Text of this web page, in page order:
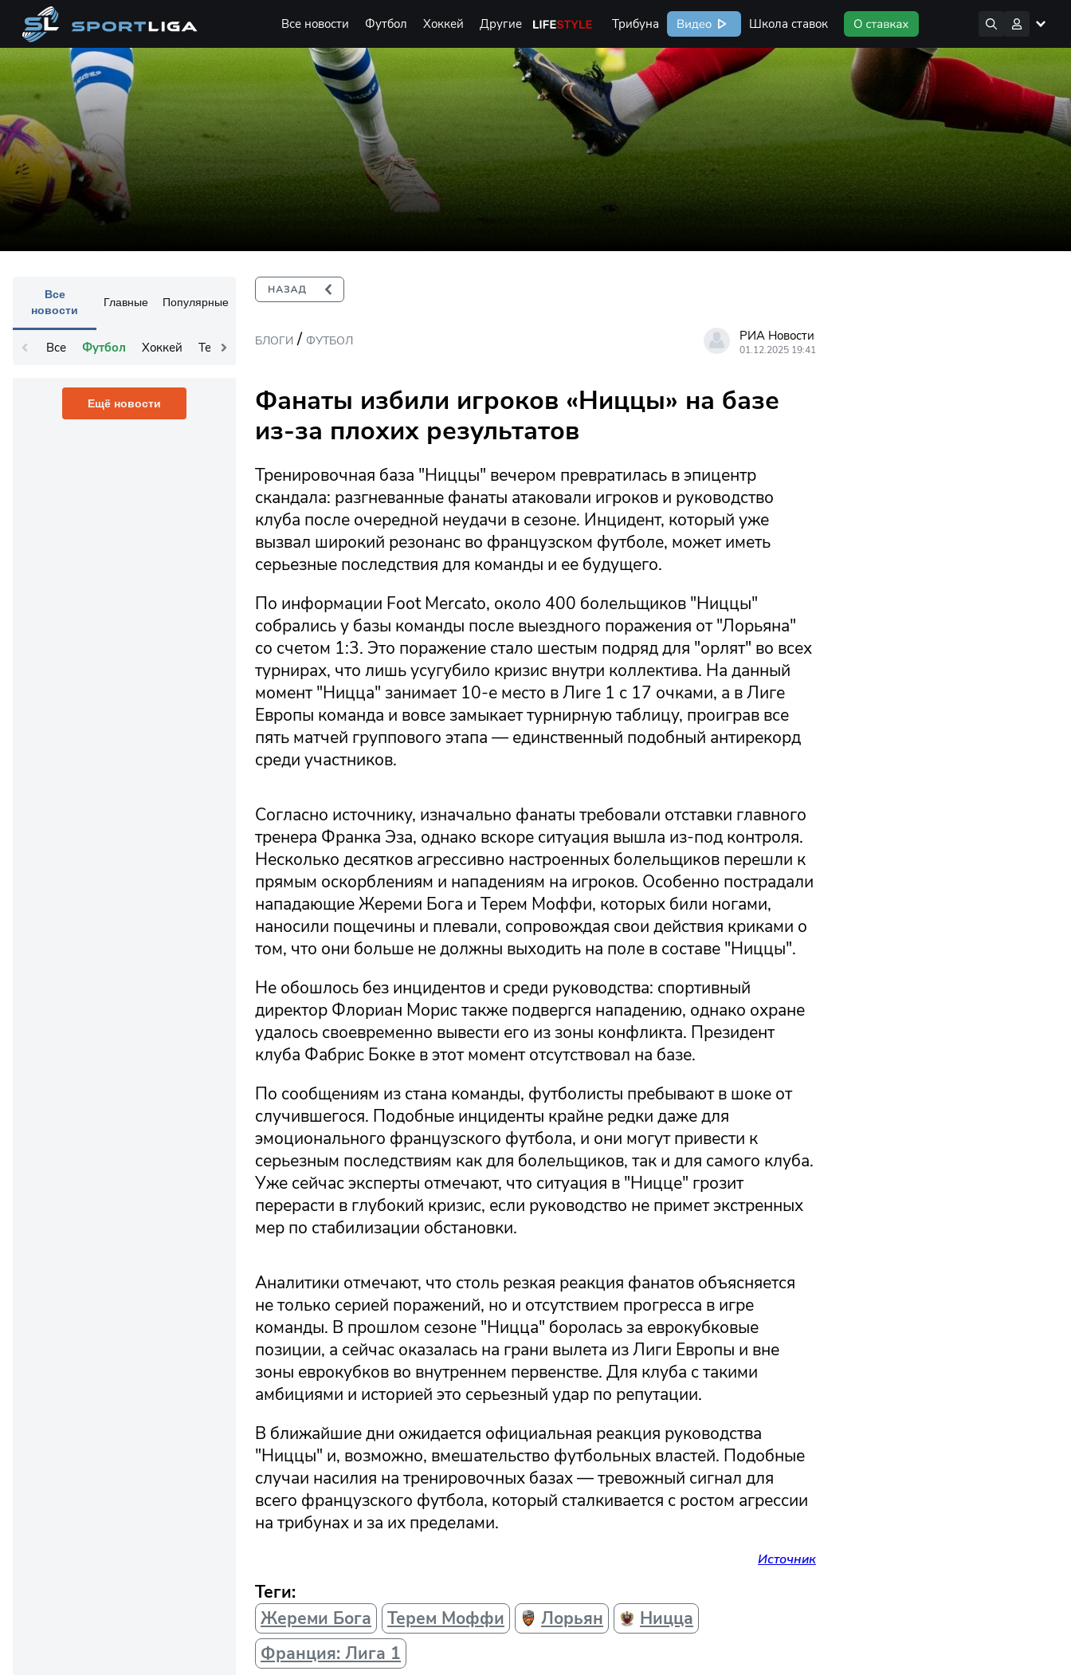
Все новости Футбол Хоккей Другие Life Style Трибуна Видео Школа ставок
Все
новости
Главные Популярные
Все Футбол Хоккей Теннис Остальное
Ещё новости
БЛОГИ / ФУТБОЛ РИА Новости
01.12.2025 19:41
Фанаты избили игроков «Ниццы» на базе
из-за плохих результатов
Тренировочная база "Ниццы" вечером превратилась в эпицентр
скандала: разгневанные фанаты атаковали игроков и руководство
клуба после очередной неудачи в сезоне. Инцидент, который уже
вызвал широкий резонанс во французском футболе, может иметь
серьезные последствия для команды и ее будущего.
По информации Foot Mercato, около 400 болельщиков "Ниццы"
собрались у базы команды после выездного поражения от "Лорьяна"
со счетом 1:3. Это поражение стало шестым подряд для "орлят" во всех
турнирах, что лишь усугубило кризис внутри коллектива. На данный
момент "Ницца" занимает 10-е место в Лиге 1 с 17 очками, а в Лиге
Европы команда и вовсе замыкает турнирную таблицу, проиграв все
пять матчей группового этапа — единственный подобный антирекорд
среди участников.
Согласно источнику, изначально фанаты требовали отставки главного
тренера Франка Эза, однако вскоре ситуация вышла из-под контроля.
Несколько десятков агрессивно настроенных болельщиков перешли к
прямым оскорблениям и нападениям на игроков. Особенно пострадали
нападающие Жереми Бога и Терем Моффи, которых били ногами,
наносили пощечины и плевали, сопровождая свои действия криками о
том, что они больше не должны выходить на поле в составе "Ниццы".
Не обошлось без инцидентов и среди руководства: спортивный
директор Флориан Морис также подвергся нападению, однако охране
удалось своевременно вывести его из зоны конфликта. Президент
клуба Фабрис Бокке в этот момент отсутствовал на базе.
По сообщениям из стана команды, футболисты пребывают в шоке от
случившегося. Подобные инциденты крайне редки даже для
эмоционального французского футбола, и они могут привести к
серьезным последствиям как для болельщиков, так и для самого клуба.
Уже сейчас эксперты отмечают, что ситуация в "Ницце" грозит
перерасти в глубокий кризис, если руководство не примет экстренных
мер по стабилизации обстановки.
Аналитики отмечают, что столь резкая реакция фанатов объясняется
не только серией поражений, но и отсутствием прогресса в игре
команды. В прошлом сезоне "Ницца" боролась за еврокубковые
позиции, а сейчас оказалась на грани вылета из Лиги Европы и вне
зоны еврокубков во внутреннем первенстве. Для клуба с такими
амбициями и историей это серьезный удар по репутации.
В ближайшие дни ожидается официальная реакция руководства
"Ниццы" и, возможно, вмешательство футбольных властей. Подобные
случаи насилия на тренировочных базах — тревожный сигнал для
всего французского футбола, который сталкивается с ростом агрессии
на трибунах и за их пределами.
Источник
Теги:
Жереми Бога
Терем Моффи Лорьян
Ницца
Франция: Лига 1